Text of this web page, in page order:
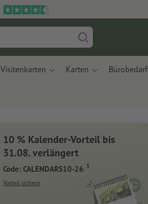
Visitenkarten Karten Bürobedarf
10 % Kalender-Vorteil bis
31.08. verlängert
Code: CALENDARS10-26 3
Vorteil sichern